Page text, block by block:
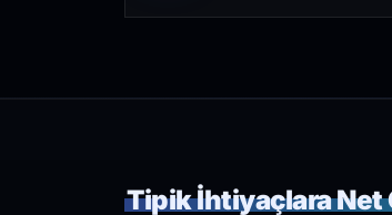
Tipik İhtiyaçlara Net